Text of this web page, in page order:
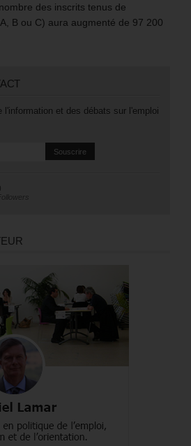
des inscrits tenus de
B ou C) aura augmenté de 97 200
l'information et des débats sur l'emploi